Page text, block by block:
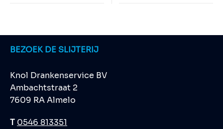
BEZOEK DE SLIJTERIJ
Knol Drankenservice BV
Ambachtstraat 2
7609 RA Almelo
T 0546 813351